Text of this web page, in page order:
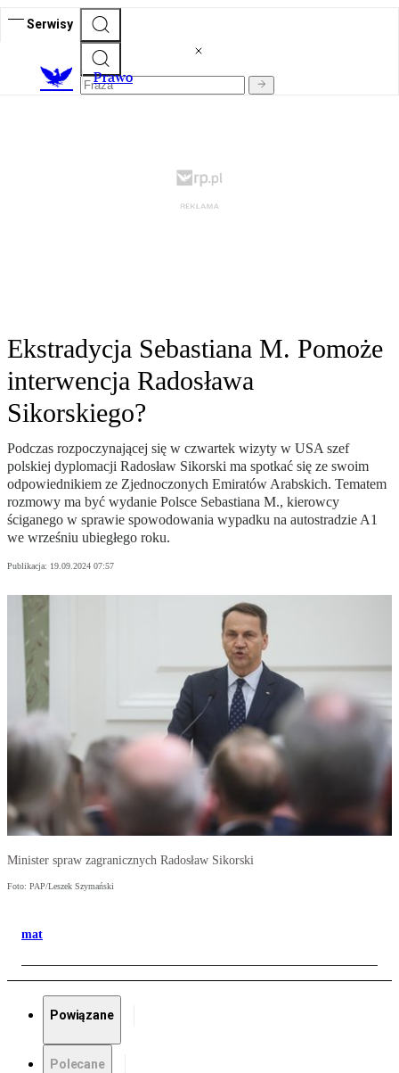
Serwisy
Prawo
Ekstradycja Sebastiana M. Pomoże
interwencja Radosława
Sikorskiego?
Podczas rozpoczynającej się w czwartek wizyty w USA szef
polskiej dyplomacji Radosław Sikorski ma spotkać się ze swoim
odpowiednikiem ze Zjednoczonych Emiratów Arabskich. Tematem
rozmowy ma być wydanie Polsce Sebastiana M., kierowcy
ściganego w sprawie spowodowania wypadku na autostradzie A1
we wrześniu ubiegłego roku.
Publikacja: 19.09.2024 07:57
Minister spraw zagranicznych Radosław Sikorski
Foto: PAP/Leszek Szymański
mat
Powiązane
Polecane